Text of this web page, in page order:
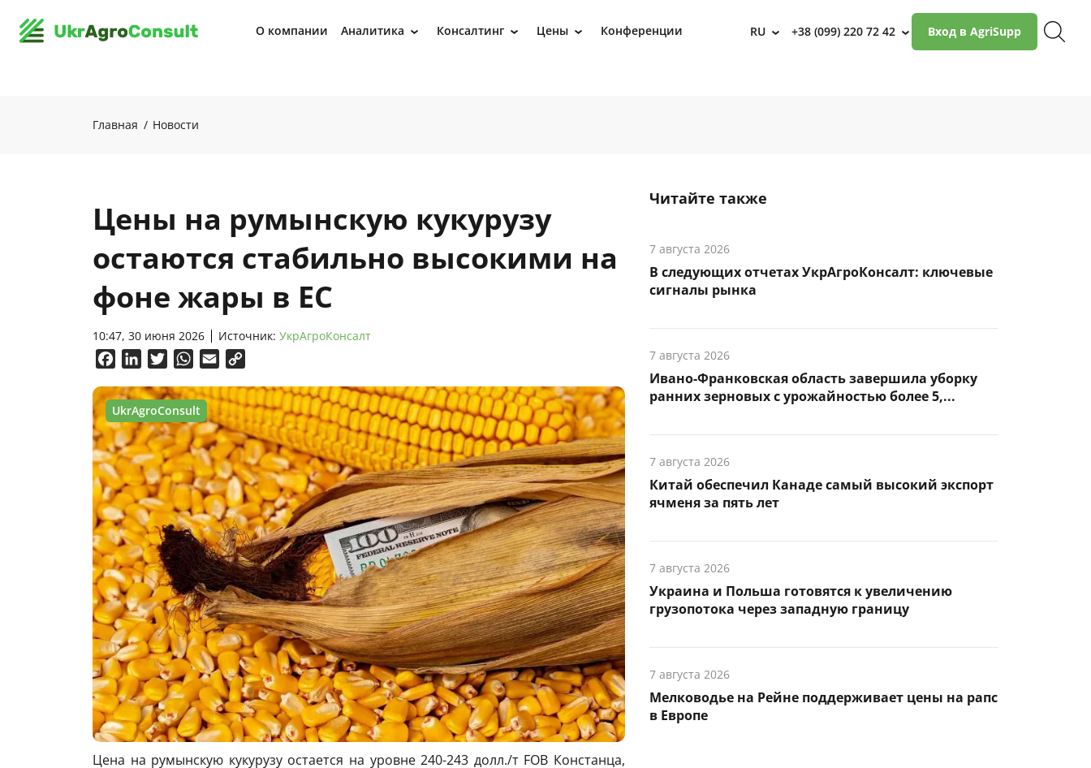
О компании Аналитика › Консалтинг › Цены › Конференции RU › +38 (099) 220 72 42 › Вход в AgriSupp
Главная Новости
Цены на румынскую кукурузу
остаются стабильно высокими на
фоне жары в ЕС
10:47, 30 июня 2026 Источник: УкрАгроКонсалт
FacebookLinkedInTwitterWhatsApp
Email
UkrAgroConsult
Цена на румынскую кукурузу остается на уровне 240-243 долл./т FOB Констанца,
Читайте также
7 августа 2026
В следующих отчетах УкрАгроКонсалт: ключевые
сигналы рынка
7 августа 2026
Ивано-Франковская область завершила уборку
ранних зерновых с урожайностью более 5,...
7 августа 2026
Китай обеспечил Канаде самый высокий экспорт
ячменя за пять лет
7 августа 2026
Украина и Польша готовятся к увеличению
грузопотока через западную границу
7 августа 2026
Мелководье на Рейне поддерживает цены на рапс
в Европе